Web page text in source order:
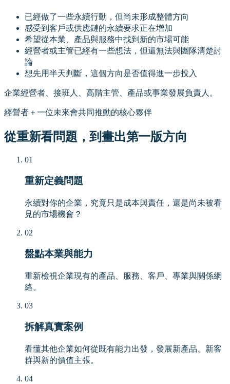
已經做了一些永續行動，但尚未形成整體方向
感受到客戶或供應鏈的永續要求正在增加
希望從本業、產品與服務中找到新的市場可能
經營者或主管已經有一些想法，但還無法與團隊清楚討
論
想先用半天判斷，這個方向是否值得進一步投入
企業經營者、接班人、高階主管、產品或事業發展負責人。
經營者＋一位未來會共同推動的核心夥伴
從重新看問題，到畫出第一版方向
01
重新定義問題
永續對你的企業，究竟只是成本與責任，還是尚未被看
見的市場機會？
02
盤點本業與能力
重新檢視企業現有的產品、服務、客戶、專業與關係網
絡。
03
拆解真實案例
看懂其他企業如何從既有能力出發，發展新產品、新客
群與新的價值主張。
04